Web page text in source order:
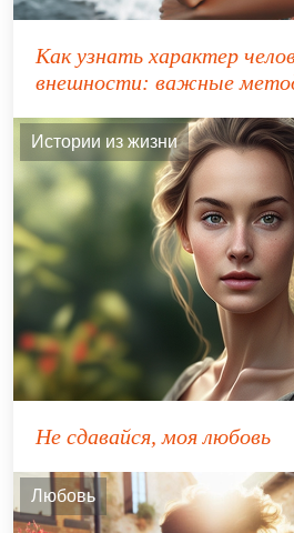
Как узнать характер
внешности: важные
Истории из жизни
Не сдавайся, моя любовь
Любовь